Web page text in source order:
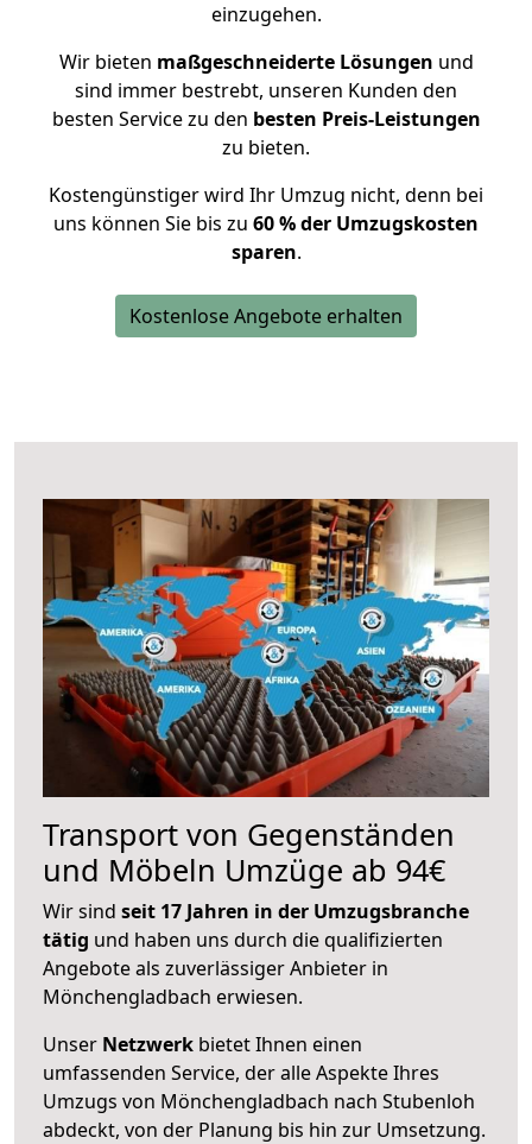
einzugehen.
Wir bieten maßgeschneiderte Lösungen und
sind immer bestrebt, unseren Kunden den
besten Service zu den besten Preis-Leistungen
zu bieten.
Kostengünstiger wird Ihr Umzug nicht, denn bei
uns können Sie bis zu 60 % der Umzugskosten
sparen.
Kostenlose Angebote erhalten
Transport von Gegenständen
und Möbeln Umzüge ab 94€
Wir sind seit 17 Jahren in der Umzugsbranche
tätig und haben uns durch die qualifizierten
Angebote als zuverlässiger Anbieter in
Mönchengladbach erwiesen.
Unser Netzwerk bietet Ihnen einen
umfassenden Service, der alle Aspekte Ihres
Umzugs von Mönchengladbach nach Stubenloh
abdeckt, von der Planung bis hin zur Umsetzung.